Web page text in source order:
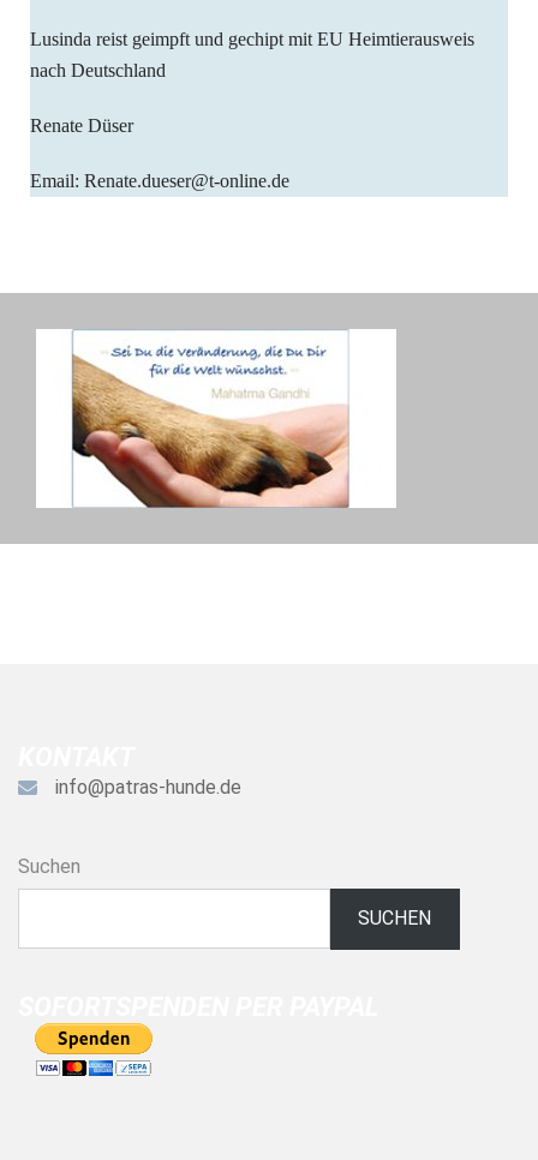
Lusinda reist geimpft und gechipt mit EU Heimtierausweis
nach Deutschland
Renate Düser
Email: Renate.dueser@t-online.de
info@patras-hunde.de
Suchen
SUCHEN